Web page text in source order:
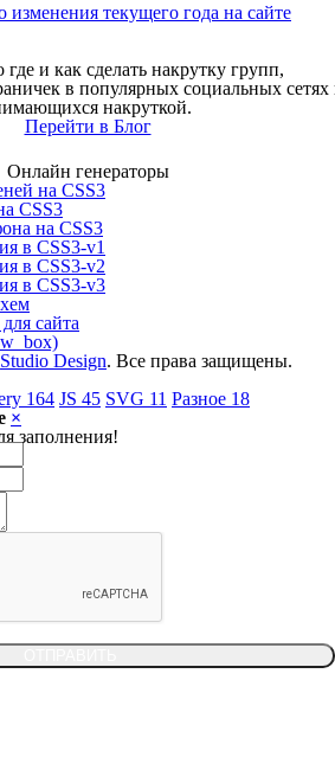
изменения текущего года на сайте
и как сделать накрутку групп,
в популярных социальных сетях
накруткой.
Перейти в Блог
Онлайн генераторы
на CSS3
CSS3
на CSS3
в CSS3-v1
в CSS3-v2
в CSS3-v3
сайта
Studio Design. Все права защищены.
164 JS 45 SVG 11 Разное 18
×
заполнения!